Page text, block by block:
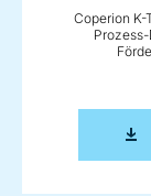
Coperion K-